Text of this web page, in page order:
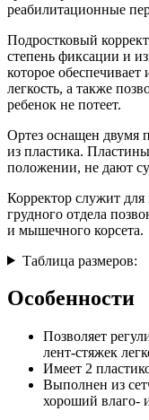
реабилитационные
Подростковый
степень фиксации и
которое
легкость, а также
ребенок не потеет.
Ортез оснащен двумя
из пластика.
положении, не дают
Корректор служит
грудного отдела
и мышечного корсета.
Таблица размеров:
Особенности
Позволяет
лент-стяжек
Имеет 2
Выполнен из
хороший влаго-